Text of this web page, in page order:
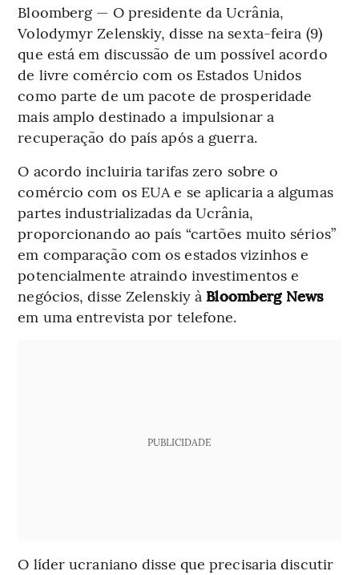
Bloomberg — O presidente da Ucrânia,
Volodymyr Zelenskiy, disse na sexta-feira (9)
que está em discussão de um possível acordo
de livre comércio com os Estados Unidos
como parte de um pacote de prosperidade
mais amplo destinado a impulsionar a
recuperação do país após a guerra.
O acordo incluiria tarifas zero sobre o
comércio com os EUA e se aplicaria a algumas
partes industrializadas da Ucrânia,
proporcionando ao país “cartões muito sérios”
em comparação com os estados vizinhos e
potencialmente atraindo investimentos e
negócios, disse Zelenskiy à Bloomberg News
em uma entrevista por telefone.
PUBLICIDADE
O líder ucraniano disse que precisaria discutir